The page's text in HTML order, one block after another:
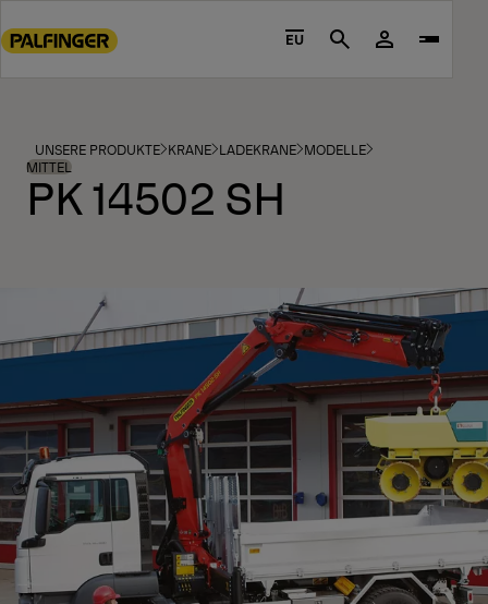
to
footer
content
EU Search
UNSERE PRODUKTE KRANE LADEKRANE MODELLE
MITTEL
PK 14502 SH